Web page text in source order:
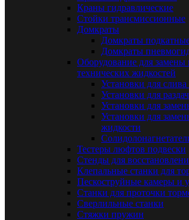
Краны гидравлические
Стойки трансмиссионные
Домкраты
Домкраты
Домкраты
Оборудование для замены
технических жидкостей
Установки для слива
Установки для
Установки для
Установки для
жидкости
Тестеры люфтов подвески
Стенды для
Клепальные станки для
Пескоструйные камеры и
Станки для проточки
Сверлильные станки
Стяжки пружин